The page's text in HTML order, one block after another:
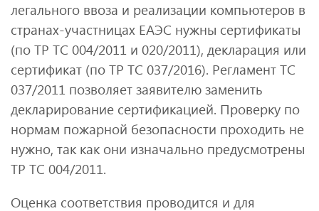
легального ввоза и реализации компьютеров в
странах-участницах ЕАЭС нужны сертификаты
(по ТР ТС 004/2011 и 020/2011), декларация или
сертификат (по ТР ТС 037/2016). Регламент ТС
037/2011 позволяет заявителю заменить
декларирование сертификацией. Проверку по
нормам пожарной безопасности проходить не
нужно, так как они изначально предусмотрены
ТР ТС 004/2011.
Оценка соответствия проводится и для